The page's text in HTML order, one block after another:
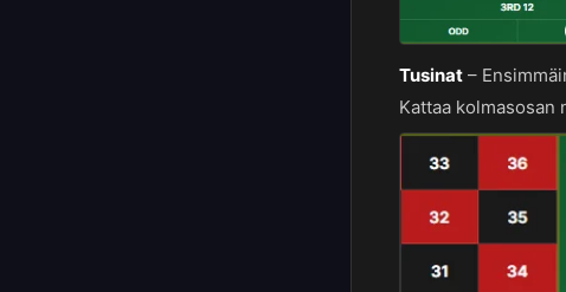
Tusinat –
Kattaa kolmasosan